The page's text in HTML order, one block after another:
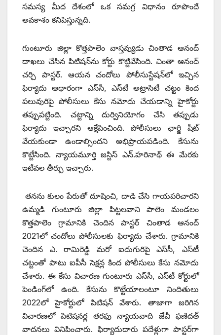
సమస్య మీద దేశంలో ఒక సమగ్ర విధానం రూపొందే
అవకాశం కనిపిస్తున్నది.
గుంటూరు జిల్లా కొత్తపాలెం వాస్తవ్యుడు చింతాడ ఆనంద్‌
‌దాఖలు చేసిన పిటిషన్‌ను కోర్టు కొట్టివేసింది. చింతా ఆనంద్‌
‌చర్చి పాస్టర్‌. ఆయన చందోలు పోలీసుస్టేషన్‌లో ఇచ్చిన
ఫిర్యాదు ఆధారంగా ఎస్‌సీ, ఎస్‌టీ అట్రాసిటీ చట్టం కింద
పలువురిపై పోలీసులు కేసు నమోదు చేయడాన్ని హైకోర్టు
తప్పుపట్టింది. చట్టాన్ని దుర్వినియోగం చేసి తప్పుడు
ఫిర్యాదు ఇచ్చారని ఆక్షేపించింది. పోలీసులు ఛార్జి షీట్‌
‌వేయకుండా ఉండాల్సిందని అభిప్రాయపడింది. కేసును
కొట్టేసింది. న్యాయమూర్తి జస్టిస్‌ ఎన్‌.‌హరినాథ్‌ ఈ ‌మేరకు
ఇటీవల తీర్పు ఇచ్చారు.
తనను కులం పేరుతో దూషించి, దాడి చేసి గాయపరిచారని
ఉమ్మడి గుంటూరు జిల్లా పిట్టలవాని పాలెం మండలం
కొత్తపాలెం గ్రామానికి చెందిన పాస్టర్‌ ‌చింతాడ ఆనంద్‌
2021లో చందోలు పోలీసులకు ఫిర్యాదు చేశారు. గ్రామానికి
చెందిన ఎ. రామిరెడ్డి మరో ఐదుగురిపై ఎస్‌సీ, ఎస్‌టీ
చట్టంతో పాటు ఐపీసీ సెక్షన్ల కింద పోలీసులు కేసు నమోదు
చేశారు. ఈ కేసు విచారణ గుంటూరు ఎస్‌సీ, ఎస్‌టీ కోర్టులో
పెండింగ్‌లో ఉంది. కేసును కొట్టేయాలంటూ నిందితులు
2022లో హైకోర్టులో పిటిషన్‌ ‌వేశారు. తాజాగా జరిగిన
విచారణలో పిటిషనర్ల తరఫు న్యాయవాది జేవీ ఫణిదత్‌
‌వాదనలు వినిపించారు. ఫిర్యాదుదారు పదేళ్లుగా పాస్టర్‌గా